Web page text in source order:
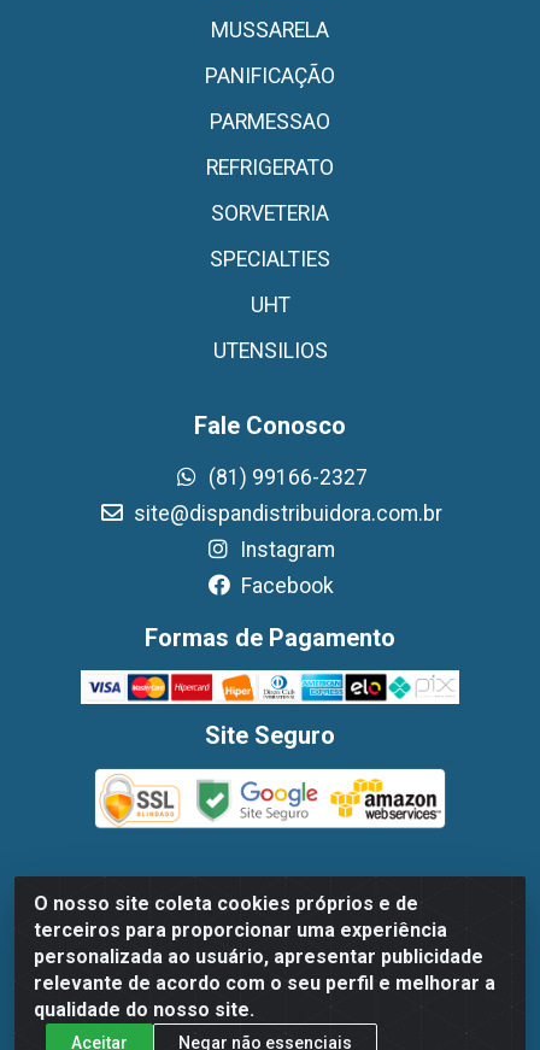
O nosso site coleta cookies próprios e de
terceiros para proporcionar uma experiência
personalizada ao usuário, apresentar publicidade
relevante de acordo com o seu perfil e melhorar a
qualidade do nosso site.
Aceitar Negar não essenciais
MUSSARELA
PANIFICAÇÃO
PARMESSAO
REFRIGERATO
SORVETERIA
SPECIALTIES
UHT
UTENSILIOS
Fale Conosco
(81) 99166-2327
site@dispandistribuidora.com.br
Instagram
Facebook
Formas de Pagamento
Site Seguro
Dispan Distribuidora de Alimentos LTDA - Avenida Marechal
Mascarenhas De Moraes, 1048- Imbiribeira, Recife/PE - CEP
51.170-000 - CNPJ 30.779.584/0003-78